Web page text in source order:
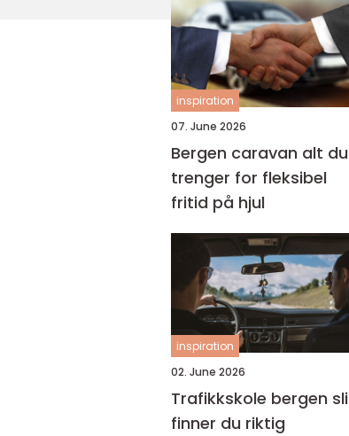
inspiration
07. June 2026
Bergen caravan alt du
trenger for fleksibel
fritid på hjul
inspiration
02. June 2026
Trafikkskole bergen slik
finner du riktig